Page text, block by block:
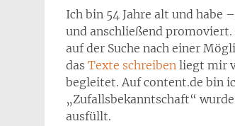
Ich bin 54 Jahre alt und
und anschließend
auf der Suche nach einer
das Texte schreiben liegt mir
begleitet. Auf content.de bin
„Zufallsbekanntschaft“
ausfüllt.